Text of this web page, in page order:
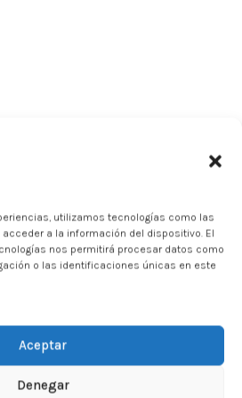
utilizamos tecnologías como las
a la información del dispositivo. El
nos permitirá procesar datos como
o las identificaciones únicas en este
Aceptar
Denegar
hemos organizado
en el recorrido